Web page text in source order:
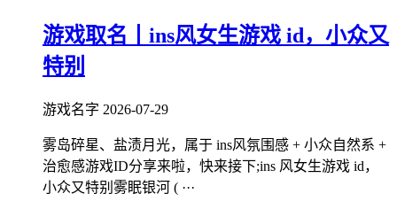
游戏取名丨ins风女生游戏 id，小众又
特别
游戏名字 2026-07-29
雾岛碎星、盐渍月光，属于 ins风氛围感 + 小众自然系 +
治愈感游戏ID分享来啦，快来接下;ins 风女生游戏 id，
小众又特别雾眠银河 ( ···